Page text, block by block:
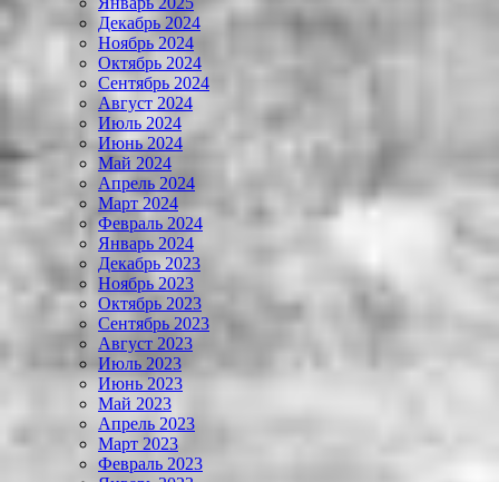
Декабрь 2024
Ноябрь 2024
Октябрь 2024
Сентябрь 2024
Август 2024
Июль 2024
Июнь 2024
Май 2024
Апрель 2024
Март 2024
Февраль 2024
Январь 2024
Декабрь 2023
Ноябрь 2023
Октябрь 2023
Сентябрь 2023
Август 2023
Июль 2023
Июнь 2023
Май 2023
Апрель 2023
Март 2023
Февраль 2023